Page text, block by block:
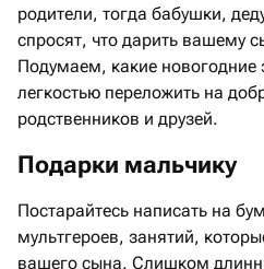
родители, тогда бабушки,
спросят, что дарить вашему
Подумаем, какие новогодние
легкостью переложить на
родственников и друзей.
Подарки мальчику
Постарайтесь написать на
мультгероев, занятий,
вашего сына. Слишком